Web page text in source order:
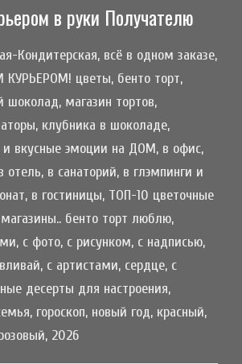
в руки Получателю
Кондитерская, всё в одном заказе,
КУРЬЕРОМ! цветы, бенто торт,
шоколад, магазин тортов,
клубника в шоколаде,
и вкусные эмоции на ДОМ, в офис,
отель, в санаторий, в глэмпинги и
в гостиницы, ТОП-10 цветочные
бенто торт люблю,
с фото, с рисунком, с надписью,
с артистами, сердце, с
десерты для настроения,
гороскоп, новый год, красный,
2026